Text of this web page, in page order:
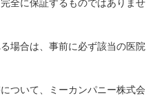
全に保証するものではありませ
場合は、事前に必ず該当の医院
ついて、ミーカンパニー株式会